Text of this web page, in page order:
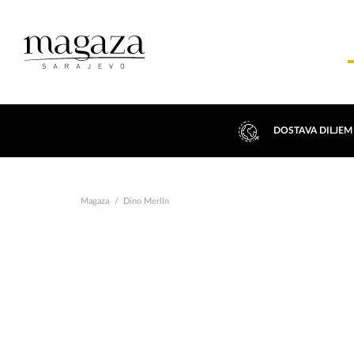
DOSTAVA
Magaza Dino Merlin